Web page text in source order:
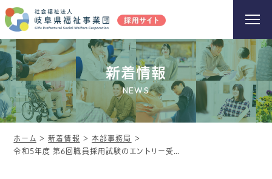
新着情報
NEWS
ホーム ＞新着情報 ＞本部事務局
＞